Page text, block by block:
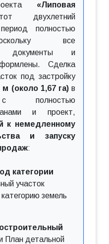
«Липовая
двухлетний
полностью
все
документы и
Сделка
под застройку
м (около 1,67 га)в
с полностью
и проект,
к немедленному
и запуску
:
категории
участок
земель
План детальной